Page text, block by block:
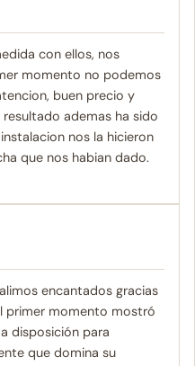
con ellos, nos
momento no podemos
buen precio y
ademas ha sido
nos la hicieron
que nos habian dado.
encantados gracias
primer momento mostró
disposición para
que domina su